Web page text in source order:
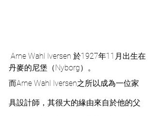
丹麥的尼堡（Nyborg）。
而Arne Wahl Iversen之所以成為一位家
具設計師，其很大的緣由來自於他的父